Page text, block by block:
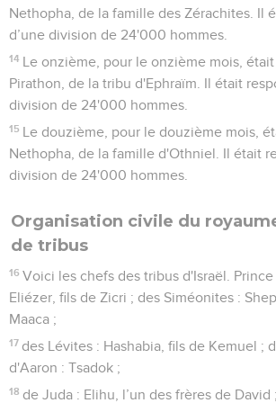
Nethopha, de la famille des Zérachites. Il
d’une division de 24'000 hommes.
14 Le onzième, pour le onzième mois,
Pirathon, de la tribu d'Ephraïm. Il était
division de 24'000 hommes.
15 Le douzième, pour le douzième mois,
Nethopha, de la famille d'Othniel. Il était
division de 24'000 hommes.
Organisation civile du
de tribus
16 Voici les chefs des tribus d'Israël.
Eliézer, fils de Zicri ; des Siméonites :
Maaca ;
17 des Lévites : Hashabia, fils de Kemuel ;
d'Aaron : Tsadok ;
18 de Juda : Elihu, l’un des frères de David